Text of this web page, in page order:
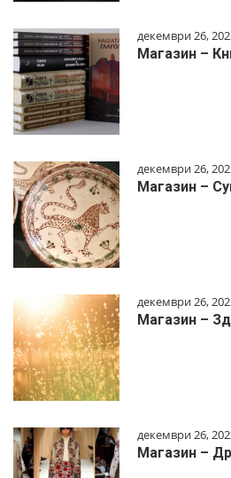
декември 26,
Магазин –
декември 26,
Магазин –
декември 26,
Магазин –
декември 26,
Магазин –